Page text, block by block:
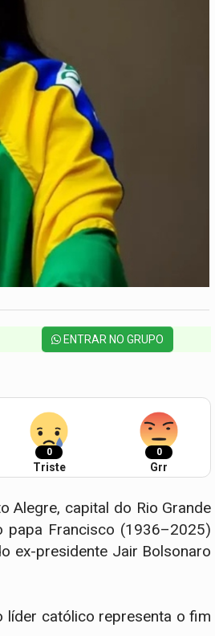
ENTRAR NO GRUPO
0
Triste
0
Grr
Alegre, capital do Rio Grande
papa Francisco (1936–2025)
ex-presidente Jair Bolsonaro
líder católico representa o fim